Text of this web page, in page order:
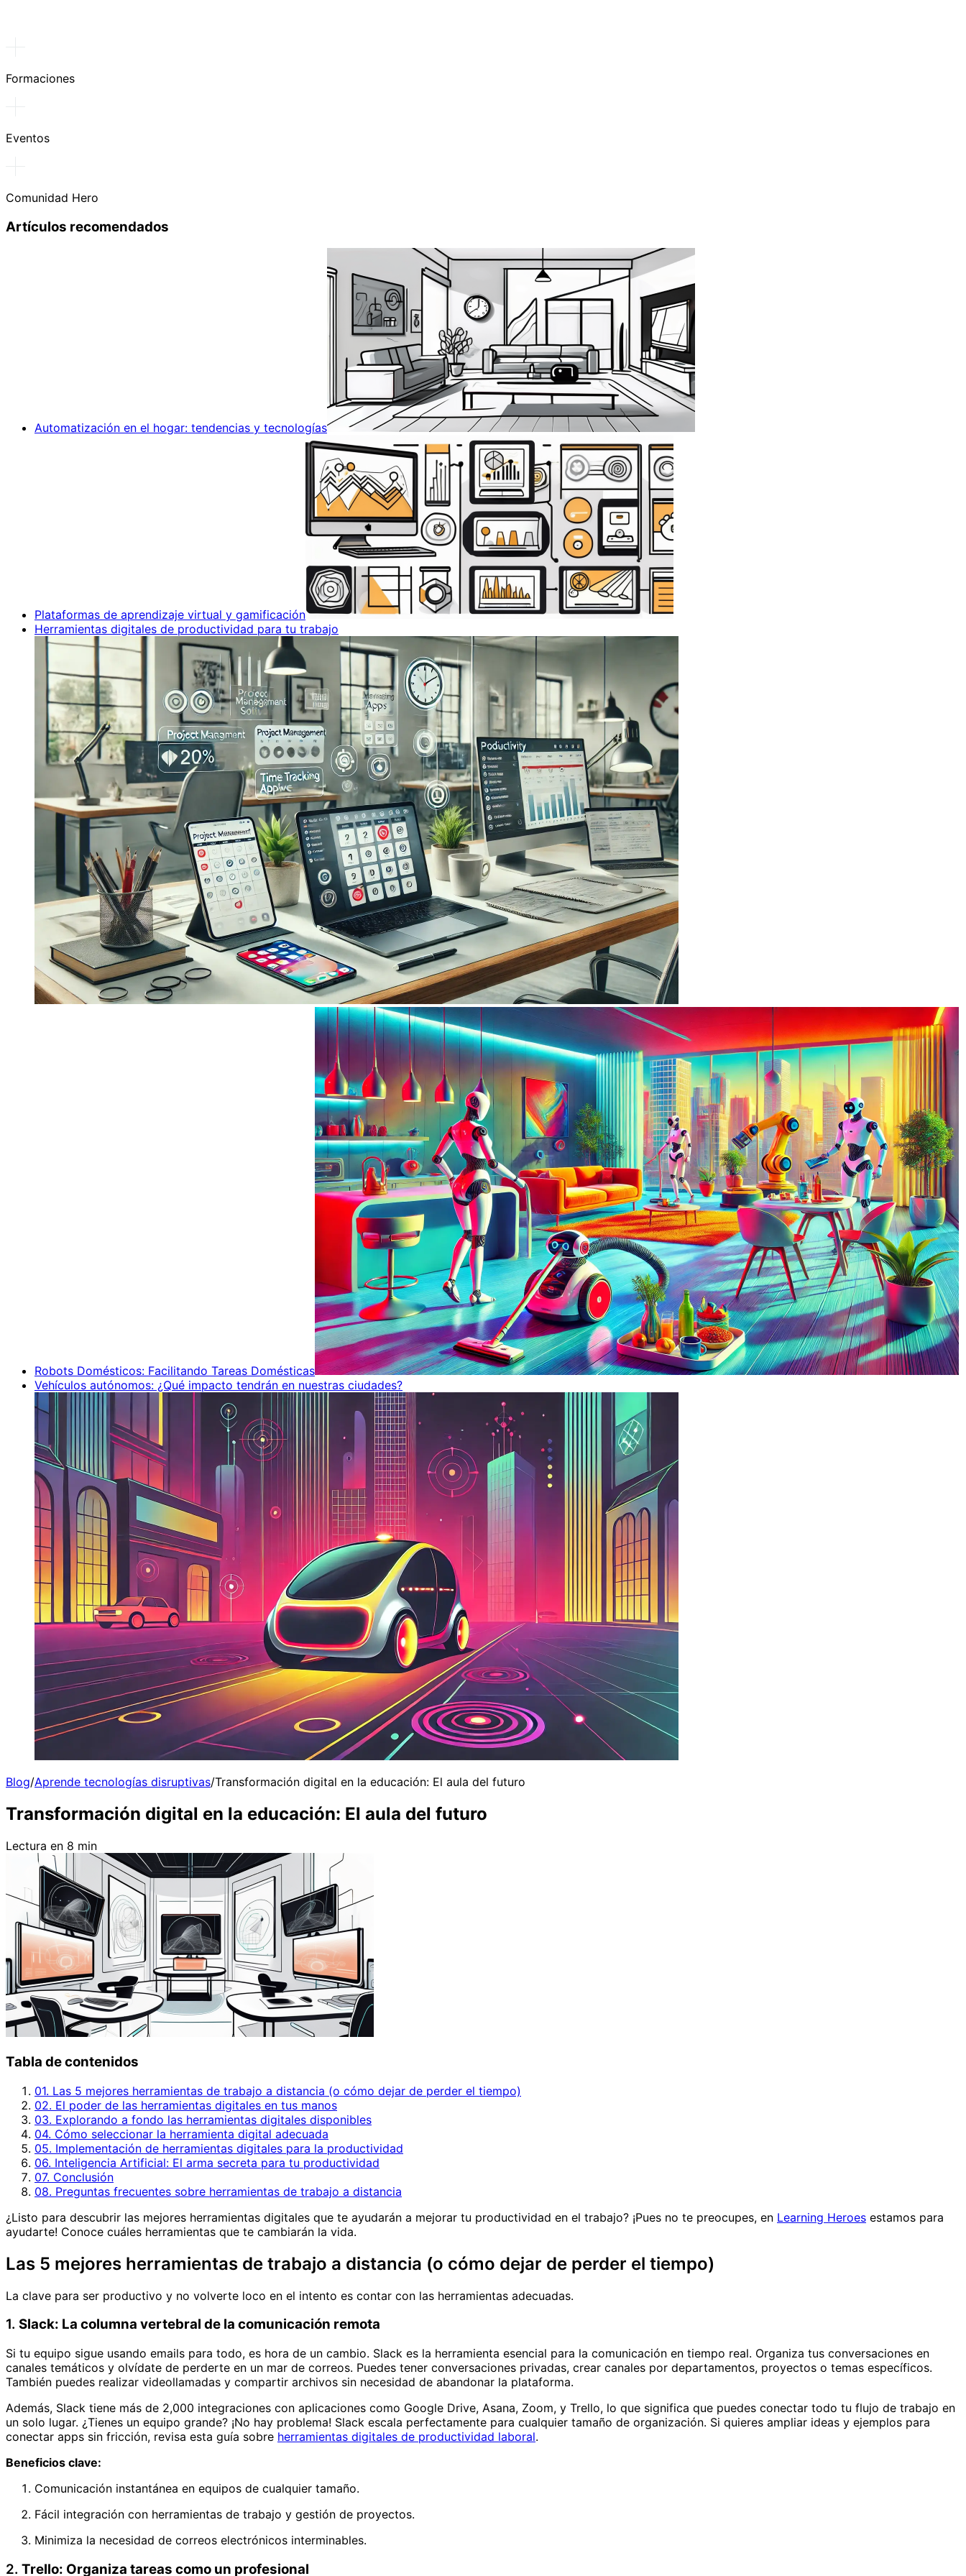
Formaciones
Eventos
Comunidad Hero
Artículos recomendados
Automatización en el hogar: tendencias y tecnologías
Plataformas de aprendizaje virtual y gamificación
Herramientas digitales de productividad para tu trabajo
Robots Domésticos: Facilitando Tareas Domésticas
Vehículos autónomos: ¿Qué impacto tendrán en nuestras ciudades?
Blog/Aprende tecnologías disruptivas/Transformación digital en la educación: El aula del futuro
Transformación digital en la educación: El aula del futuro
Lectura en 8 min
Tabla de contenidos
01. Las 5 mejores herramientas de trabajo a distancia (o cómo dejar de perder el tiempo)
02. El poder de las herramientas digitales en tus manos
03. Explorando a fondo las herramientas digitales disponibles
04. Cómo seleccionar la herramienta digital adecuada
05. Implementación de herramientas digitales para la productividad
06. Inteligencia Artificial: El arma secreta para tu productividad
07. Conclusión
08. Preguntas frecuentes sobre herramientas de trabajo a distancia
¿Listo para descubrir las mejores herramientas digitales que te ayudarán a mejorar tu productividad en el trabajo? ¡Pues no te preocupes, en Learning Heroes estamos para
ayudarte! Conoce cuáles herramientas que te cambiarán la vida.
Las 5 mejores herramientas de trabajo a distancia (o cómo dejar de perder el tiempo)
La clave para ser productivo y no volverte loco en el intento es contar con las herramientas adecuadas.
1. Slack: La columna vertebral de la comunicación remota
Si tu equipo sigue usando emails para todo, es hora de un cambio. Slack es la herramienta esencial para la comunicación en tiempo real. Organiza tus conversaciones en
canales temáticos y olvídate de perderte en un mar de correos. Puedes tener conversaciones privadas, crear canales por departamentos, proyectos o temas específicos.
También puedes realizar videollamadas y compartir archivos sin necesidad de abandonar la plataforma.
Además, Slack tiene más de 2,000 integraciones con aplicaciones como Google Drive, Asana, Zoom, y Trello, lo que significa que puedes conectar todo tu flujo de trabajo en
un solo lugar. ¿Tienes un equipo grande? ¡No hay problema! Slack escala perfectamente para cualquier tamaño de organización. Si quieres ampliar ideas y ejemplos para
conectar apps sin fricción, revisa esta guía sobre herramientas digitales de productividad laboral.
Beneficios clave:
Comunicación instantánea en equipos de cualquier tamaño.
Fácil integración con herramientas de trabajo y gestión de proyectos.
Minimiza la necesidad de correos electrónicos interminables.
2. Trello: Organiza tareas como un profesional